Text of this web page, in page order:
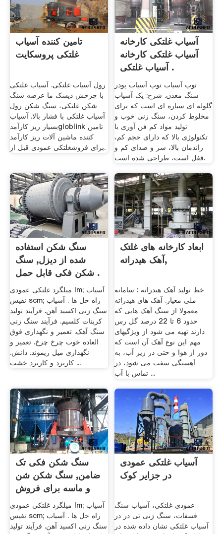
تامین کننده آسیاب
غلتکی پروسکایت
رول آسیاب غلتکی. آسیاب غلتکی
با چرخش دیسک ما عرضه سنگ
شکن غلتکی، سنگ شکن رول
آسیاب غلتکی با فشار بالا. آسیاب
بسیار ریز کارآمدgloblink تامین
کننده ماشین آلات ریز کارآمد
برای فروشغلتکی عمودی قبل از.
آسیاب غلتکی کارخانه
آسیاب غلتکی کارخانه
آسیاب غلتکی .
توپ آسیاب توپ آسیاب پودر
سنگ معدن. شرح: یک آسیاب
گلوله ای سیاره ای است که برای
مخلوط کردن، سنگ زنی خوب و
تولید مواد کم فن آوری با
تکنولوژی بالا که دارای حجم کم،
راندمان بالا، سر و صدای کم و
قفل است، طراحی شده است.
سنگ شکن استفاده
شده از دیزل, سنگ
شکن فکی قابل حمل .
میلگرد غلتکی عمودی lm; آسیاب
نفیس scm; راه حل ها . آسیاب
سنگ زنی اکسید آهن. فرآیند تولید
کربنات کلسیم. فرآیند سنگ زنی
سنگ آهک. تعمیر و نگهداری فوق
العاده خوب چرخ چرخ. تعمیر و
نگهداری میل ریموند. دانش.
کاربرد و کاربرد خشت ...
ابعاد کارخانه های غلتک
آهک هیدراته,
خط تولید آهک هیدراته : سامانه
ملی معیار. آهک های هیدراته
معمولا از سنگ آهک هایی که
حدود 6 تا 22 درصد گل رس
دارند تهیه می شود از ویژگیهای
مهم این نوع آهک آن است که
دور از هوا و حتی در زیر آب، به
آهستگی سفت می شود، در
تماس با آب ...
سنگ شکن فکی تک
ضامن, سنگ شکن شن
و ماسه برای فروش
میلگرد غلتکی عمودی lm; آسیاب
نفیس scm; راه حل ها . آسیاب
سنگ زنی اکسید آهن. فرآیند تولید
آسیاب غلتکی عمودی
در جزایر کوک
عمودی غلتکی، آسیاب سنگ
فسفات، سنگ زنی تی در در
آسیاب غلتکی نشان داده شده در